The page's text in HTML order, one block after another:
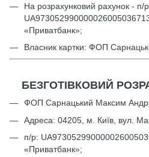
На розрахунковий рахунок - п/
«Приватбанк»;
Власник картки: ФОП
БЕЗГОТІВКОВИЙ
ФОП Сарнацький Максим
Адреса: 04205, м. Київ, вул.
п/р:
«Приватбанк»;